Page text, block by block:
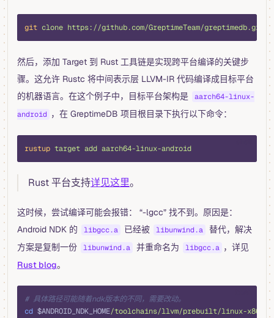
git clone https://github.com/GreptimeTeam/greptimedb.git
然后，添加 Target 到 Rust 工具链是实现跨平台编译的关键步
骤。这允许 Rustc 将中间表示层 LLVM-IR 代码编译成目标平台
的机器语言。在这个例子中，目标平台架构是
aarch64-linux-
android ，在 GreptimeDB 项目根目录下执行以下命令：
rustup target add aarch64-linux-android
Rust 平台支持详见这里。
这时候，尝试编译可能会报错： “-lgcc” 找不到。原因是：
Android NDK 的
libgcc.a 已经被 libunwind.a
替代，解决
方案是复制一份
libunwind.a 并重命名为 libgcc.a ，详见
Rust blog。
# 具体路径可能随着ndk版本的不同，需要改动。
cd $ANDROID_NDK_HOME/toolchains/llvm/prebuilt/linux-